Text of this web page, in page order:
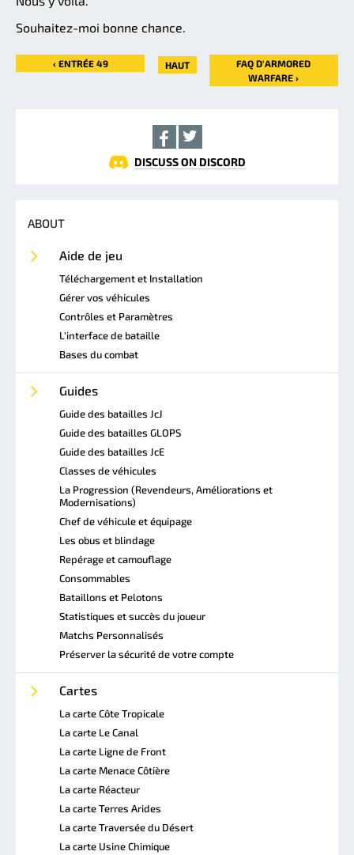
Souhaitez-moi bonne chance.
‹ ENTRÉE 49 HAUT
FAQ D'ARMORED
WARFARE ›
DISCUSS ON DISCORD
ABOUT
Aide de jeu
Téléchargement et Installation
Gérer vos véhicules
Contrôles et Paramètres
L'interface de bataille
Bases du combat
Guides
Guide des batailles JcJ
Guide des batailles GLOPS
Guide des batailles JcE
Classes de véhicules
La Progression (Revendeurs, Améliorations et
Modernisations)
Chef de véhicule et équipage
Les obus et blindage
Repérage et camouflage
Consommables
Bataillons et Pelotons
Statistiques et succès du joueur
Matchs Personnalisés
Préserver la sécurité de votre compte
Cartes
La carte Côte Tropicale
La carte Le Canal
La carte Ligne de Front
La carte Menace Côtière
La carte Réacteur
La carte Terres Arides
La carte Traversée du Désert
La carte Usine Chimique